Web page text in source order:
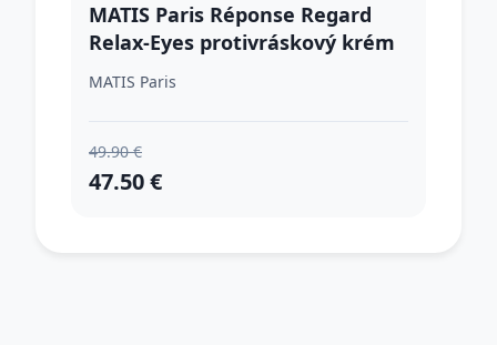
MATIS Paris Réponse Regard
Relax-Eyes protivráskový krém
na očné okolie náhradná náplň
MATIS Paris
49.90 €
47.50 €